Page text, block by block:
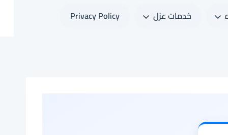
خدمات عزل Privacy Policy